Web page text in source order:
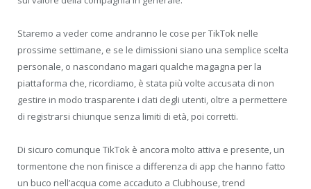
Staremo a veder come andranno le cose per TikTok nelle
prossime settimane, e se le dimissioni siano una semplice scelta
personale, o nascondano magari qualche magagna per la
piattaforma che, ricordiamo, è stata più volte accusata di non
gestire in modo trasparente i dati degli utenti, oltre a permettere
di registrarsi chiunque senza limiti di età, poi corretti.
Di sicuro comunque TikTok è ancora molto attiva e presente, un
tormentone che non finisce a differenza di app che hanno fatto
un buco nell’acqua come accaduto a Clubhouse, trend